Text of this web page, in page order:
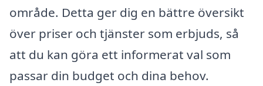
område. Detta ger dig en bättre översikt
över priser och tjänster som erbjuds, så
att du kan göra ett informerat val som
passar din budget och dina behov.